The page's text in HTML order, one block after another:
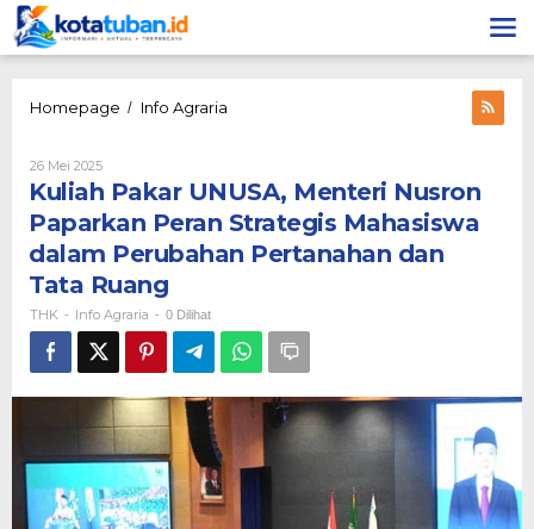
Lewati
ke
konten
Homepage / Info Agraria
Nusron
Paparkan
Peran
Strategis
Pertanahan
dan
Ruang
26 Mei 2025Oleh
THK
Kuliah Pakar UNUSA, Menteri Nusron
Paparkan Peran Strategis Mahasiswa
dalam Perubahan Pertanahan dan
Tata Ruang
THK - Info Agraria - 0 Dilihat